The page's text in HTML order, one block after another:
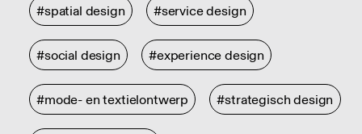
#spatial design #service design
#social design #experience design
#mode- en textielontwerp #strategisch design